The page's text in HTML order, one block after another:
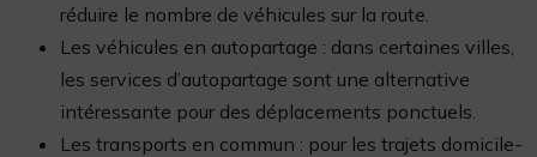
réduire le nombre de véhicules sur la route.
Les véhicules en autopartage : dans certaines villes,
les services d’autopartage sont une alternative
intéressante pour des déplacements ponctuels.
Les transports en commun : pour les trajets domicile-